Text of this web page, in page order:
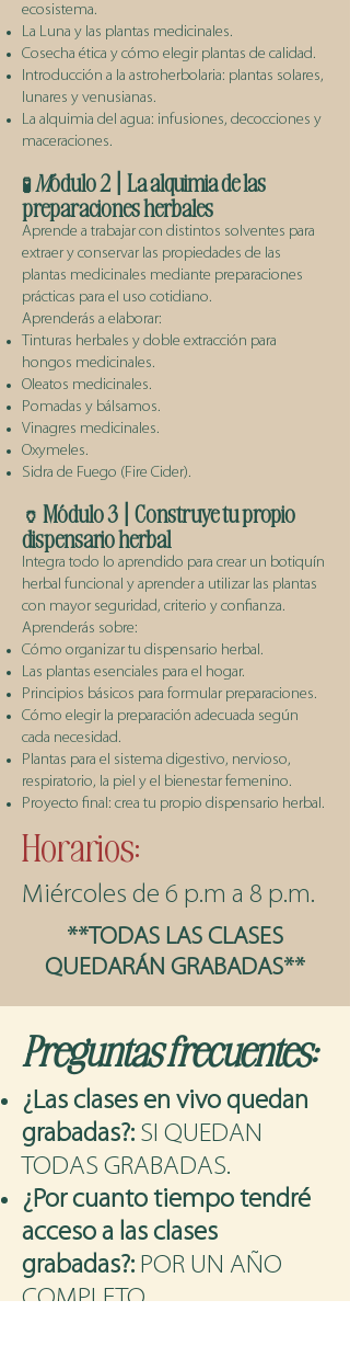
ecosistema.
La Luna y las plantas medicinales.
Cosecha ética y cómo elegir plantas de calidad.
Introducción a la astroherbolaria: plantas solares,
lunares y venusianas.
La alquimia del agua: infusiones, decocciones y
maceraciones.
🧪 Módulo 2 | La alquimia de las
preparaciones herbales
Aprende a trabajar con distintos solventes para
extraer y conservar las propiedades de las
plantas medicinales mediante preparaciones
prácticas para el uso cotidiano.
Aprenderás a elaborar:
Tinturas herbales y doble extracción para
hongos medicinales.
Oleatos medicinales.
Pomadas y bálsamos.
Vinagres medicinales.
Oxymeles.
Sidra de Fuego (Fire Cider).
🏺 Módulo 3 | Construye tu propio
dispensario herbal
Integra todo lo aprendido para crear un botiquín
herbal funcional y aprender a utilizar las plantas
con mayor seguridad, criterio y confianza.
Aprenderás sobre:
Cómo organizar tu dispensario herbal.
Las plantas esenciales para el hogar.
Principios básicos para formular preparaciones.
Cómo elegir la preparación adecuada según
cada necesidad.
Plantas para el sistema digestivo, nervioso,
respiratorio, la piel y el bienestar femenino.
Proyecto final: crea tu propio dispensario herbal.​
Horarios:
Miércoles de 6 p.m a 8 p.m.
**TODAS LAS CLASES
QUEDARÁN GRABADAS**
Preguntas frecuentes:
¿Las clases en vivo quedan
grabadas?: SI QUEDAN
TODAS GRABADAS.
¿Por cuanto tiempo tendré
acceso a las clases
grabadas?: POR UN AÑO
COMPLETO.